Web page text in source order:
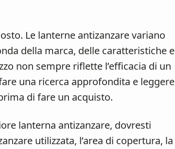
Le lanterne antizanzare variano
della marca, delle caratteristiche e
non sempre riflette l’efficacia di un
una ricerca approfondita e leggere
di fare un acquisto.
lanterna antizanzare, dovresti
utilizzata, l’area di copertura, la